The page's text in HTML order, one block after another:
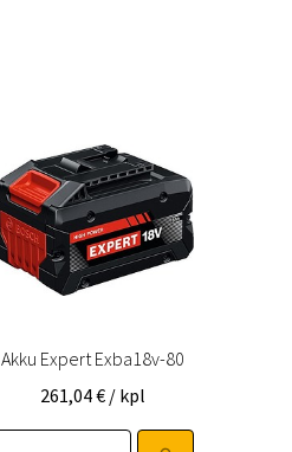
Akku Expert Exba18v-80
261,04€ / kpl